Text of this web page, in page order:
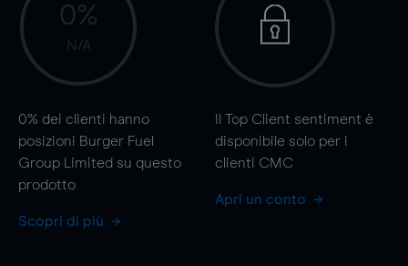
0%
N/A
0% dei clienti hanno
posizioni Burger Fuel
Group Limited su questo
prodotto
Scopri di più
Il Top Client sentiment è
disponibile solo per i
clienti CMC
Apri un conto